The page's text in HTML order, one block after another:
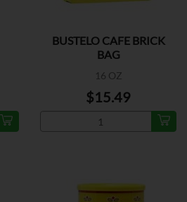
BUSTELO CAFE BRICK
BAG
16 OZ
$15.49